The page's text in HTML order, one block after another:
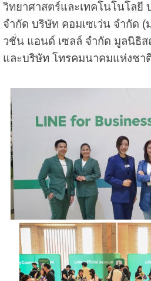
วิทยาศาสตร์และเทคโนโนโลยี
จำกัด บริษัท คอมเซเว่น จำกัด
วชั่น แอนด์ เซลล์ จำกัด มูลนิธิ
และบริษัท โทรคมนาคมแห่งชา